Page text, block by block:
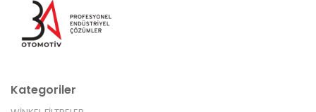
Kategoriler